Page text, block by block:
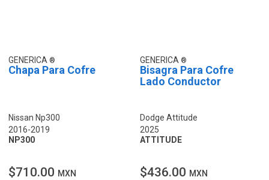
GENERICA
Chapa Para Cofre
Nissan Np300
2016-2019
NP300
$710.00 MXN
GENERICA
Bisagra Para Cofre
Lado Conductor
Dodge Attitude
2025
ATTITUDE
$436.00 MXN